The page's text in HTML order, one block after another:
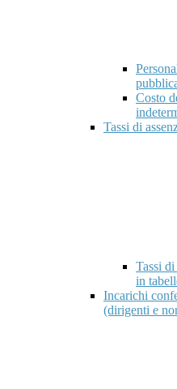
Costo
Tassi di
Tassi
in
Incarichi
(dirigenti e